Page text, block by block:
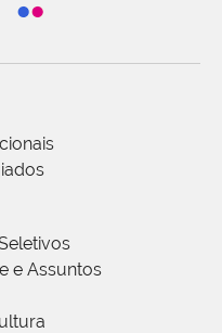
e Assuntos